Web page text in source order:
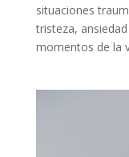
situaciones
tristeza,
momentos de la